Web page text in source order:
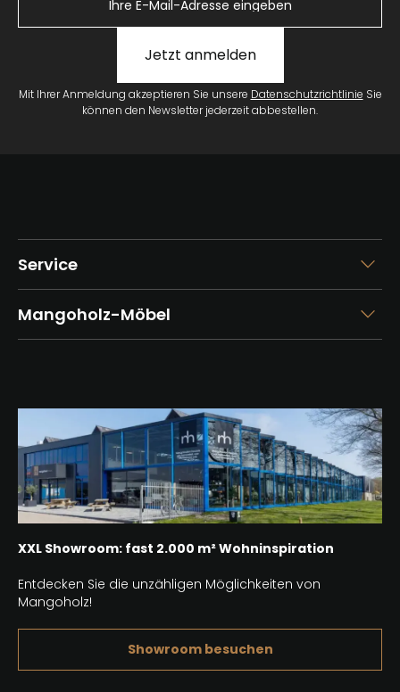
Jetzt anmelden
Mit Ihrer Anmeldung akzeptieren Sie unsere Datenschutzrichtlinie Sie
können den Newsletter jederzeit abbestellen.
Service
Mangoholz-Möbel
XXL Showroom: fast 2.000 m² Wohninspiration
Entdecken Sie die unzähligen Möglichkeiten von
Mangoholz!
Showroom besuchen